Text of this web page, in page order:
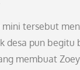
mini tersebut
desa pun
membuat